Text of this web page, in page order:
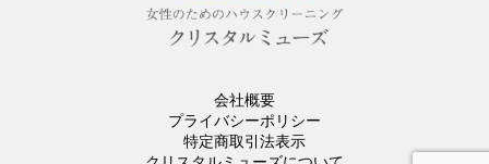
会社概要
プライバシーポリシー
特定商取引法表示